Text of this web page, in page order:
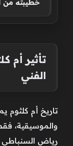
خطيبته من
تأثير أم
الفني
تاريخ أم كلثوم
والموسيقية،
رياض السنباطي